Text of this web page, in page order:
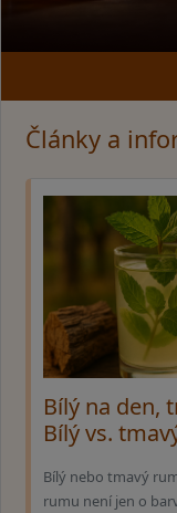
Články a
Bílý na den,
Bílý vs.
Bílý nebo tmavý
rumu není jen o